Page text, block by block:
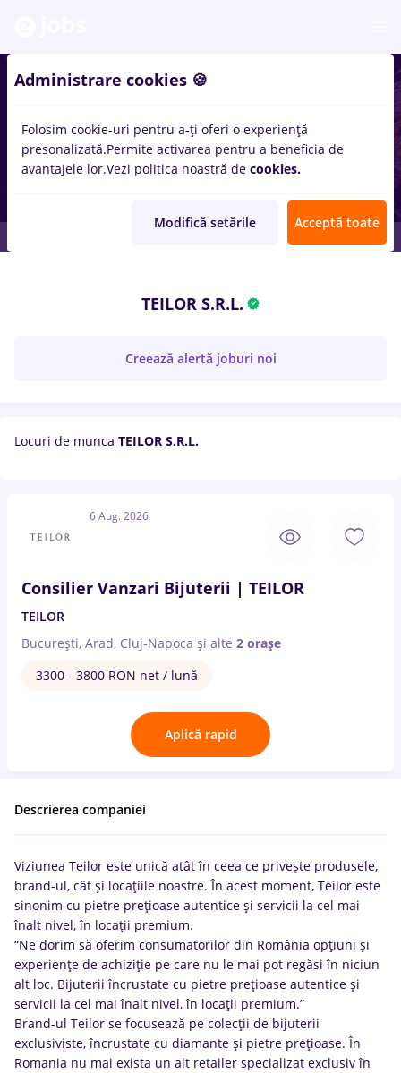
TEILOR S.R.L.
Creează alertă joburi noi
Locuri de munca TEILOR S.R.L.
6 Aug. 2026
Consilier Vanzari Bijuterii | TEILOR
TEILOR
București, Arad, Cluj-Napoca și alte 2 orașe
3300 - 3800 RON net / lună
Aplică rapid
Descrierea companiei
Viziunea Teilor este unică atât în ceea ce privește produsele,
brand-ul, cât și locațiile noastre. În acest moment, Teilor este
sinonim cu pietre prețioase autentice și servicii la cel mai
înalt nivel, în locații premium.
“Ne dorim să oferim consumatorilor din România opțiuni și
experiențe de achiziție pe care nu le mai pot regăsi în niciun
alt loc. Bijuterii încrustate cu pietre prețioase autentice și
servicii la cel mai înalt nivel, în locații premium.”
Brand-ul Teilor se focusează pe colecții de bijuterii
exclusiviste, încrustate cu diamante și pietre prețioase. În
Romania nu mai exista un alt retailer specializat exclusiv în
Administrare cookies 🍪
Folosim cookie-uri pentru a-ți oferi o experiență
presonalizată.Permite activarea pentru a beneficia de
avantajele lor.Vezi politica noastră de cookies.
Modifică setările Acceptă toate